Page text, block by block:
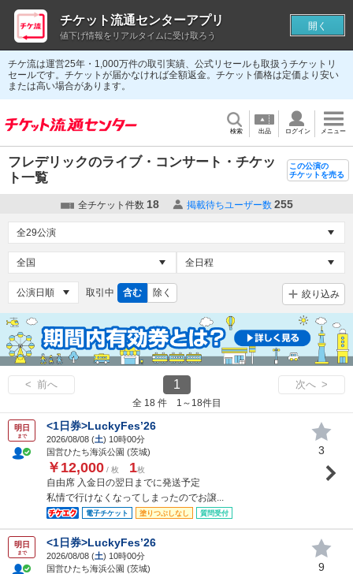
チケ流は運営25年・1,000万件の取引実績、公式リセールも取扱うチケットリ
セールです。チケットが届かなければ全額返金。チケット価格は定価より安い
または高い場合があります。
検索 出品 ログイン メニュー
フレデリックのライブ・コンサート・チケッ
ト一覧
この公演の
チケットを売る
全チケット件数 18 掲載待ちユーザー数 255
取引中 含む 除く 絞り込み
< 前へ 1 次へ >
全 18 件 1～18件目
明日
まで
<1日券>LuckyFes’26
2026/08/08 (土) 10時00分
国営ひたち海浜公園 (茨城)
￥12,000 / 枚 1枚
自由席 入金日の翌日までに発送予定
私情で行けなくなってしまったのでお譲...
電子チケット 塗りつぶしなし 質問受付
3
明日
まで
<1日券>LuckyFes’26
2026/08/08 (土) 10時00分
国営ひたち海浜公園 (茨城)
9
チケット流通センターアプリ
値下げ情報をリアルタイムに受け取ろう
開く